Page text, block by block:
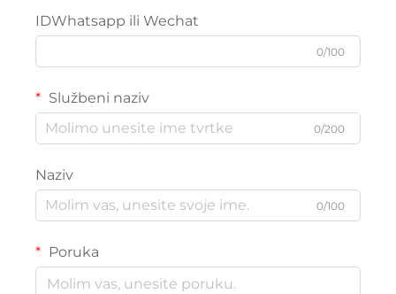
IDWhatsapp ili Wechat
0/100
Službeni naziv
0/200
Naziv
0/100
Poruka